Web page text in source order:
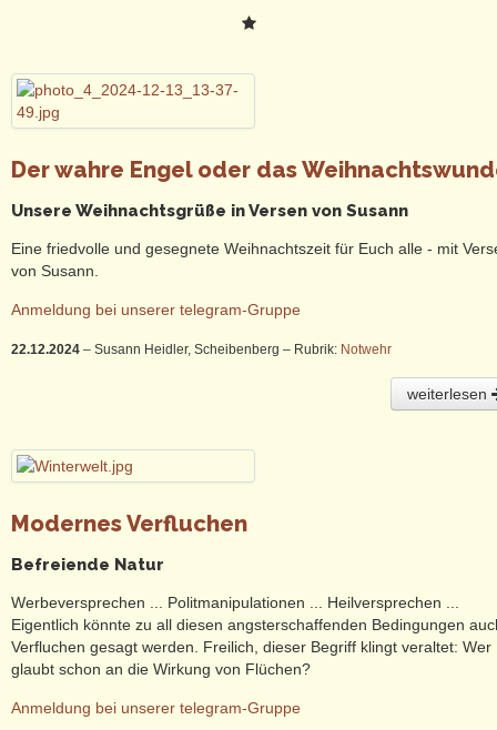
Der wahre Engel oder das
Unsere Weihnachtsgrüße in Versen von Susann
Eine friedvolle und gesegnete Weihnachtszeit für Euch alle - mit
von Susann.
Anmeldung bei unserer telegram-Gruppe
22.12.2024 – Susann Heidler, Scheibenberg – Rubrik: Notwehr
weiterlesen
Modernes Verfluchen
Befreiende Natur
Werbeversprechen ... Politmanipulationen ... Heilversprechen ...
Eigentlich könnte zu all diesen angsterschaffenden Bedingungen
Verfluchen gesagt werden. Freilich, dieser Begriff klingt veraltet: Wer
glaubt schon an die Wirkung von Flüchen?
Anmeldung bei unserer telegram-Gruppe